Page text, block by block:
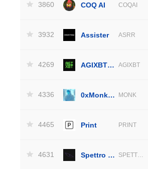
3860 COQ AI COQAI
3932 Assister ASRR
4269 AGIXBT
4336 MONK
4465 Print PRINT
4631